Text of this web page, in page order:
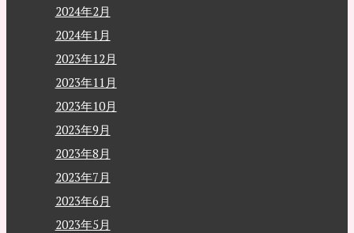
2024年2月
2024年1月
2023年12月
2023年11月
2023年10月
2023年9月
2023年8月
2023年7月
2023年6月
2023年5月